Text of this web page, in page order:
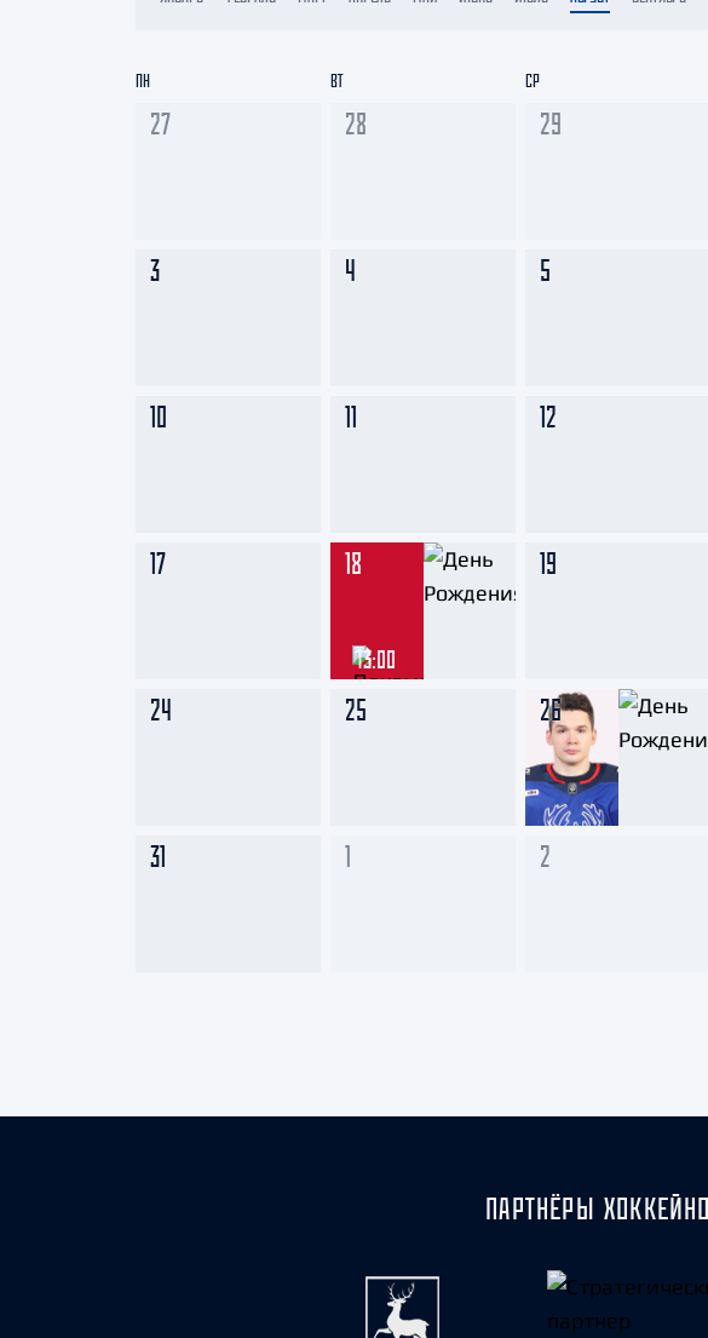
ЦСКА
Шанхайские Драконы
Салават
27 28 29
3 4 5
10 11 12
17 18
13:00
19
24 25 26
31 1 2
ПН ВТ СР
ПАРТНЁРЫ